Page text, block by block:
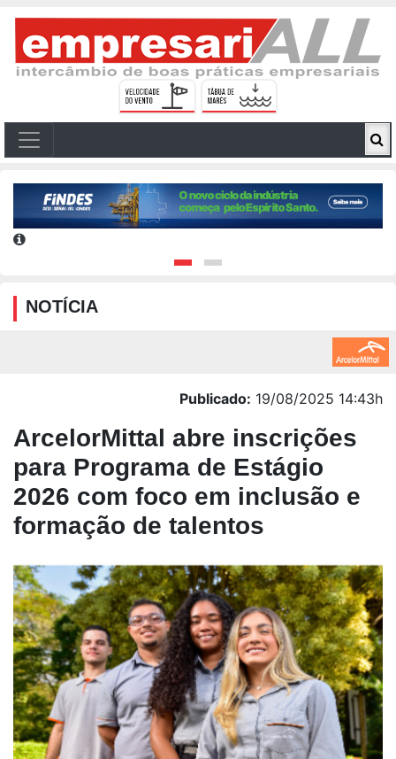
NOTÍCIA
Publicado: 19/08/2025 14:43h
ArcelorMittal abre inscrições
para Programa de Estágio
2026 com foco em inclusão e
formação de talentos